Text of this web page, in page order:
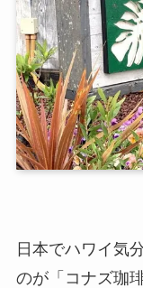
日本でハワイ気
のが「コナズ珈